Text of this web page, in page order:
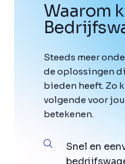
Waarom
Steeds meer
de oplossingen
bieden heeft. Zo
volgende voor
betekenen.
Snel en